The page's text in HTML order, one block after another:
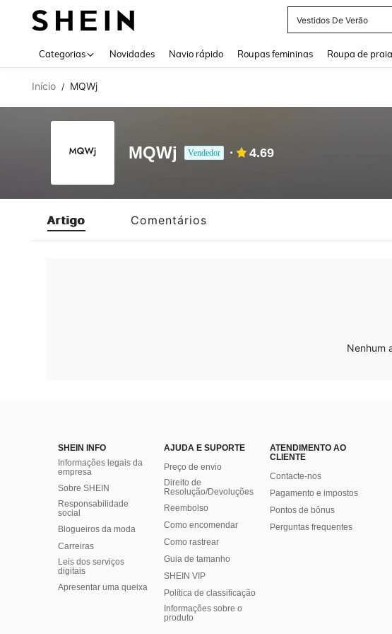
Vestidos De Verão
Categorias Novidades Navio rápido Roupas femininas Roupa de praia
Início / MQWj
MQWj Vendedor 4.69
Artigo Comentários
Nenhum
SHEIN INFO
Informações legais da
empresa
Sobre SHEIN
Responsabilidade
social
Blogueiros da moda
Carreiras
Leis dos serviços
digitais
Apresentar uma queixa
AJUDA E SUPORTE
Preço de envio
Direito de
Resolução/Devoluções
Reembolso
Como encomendar
Como rastrear
Guia de tamanho
SHEIN VIP
Política de classificação
​Informações sobre o
produto
ATENDIMENTO AO
CLIENTE
Contacte-nos
Pagamento e impostos
Pontos de bônus
Perguntas frequentes